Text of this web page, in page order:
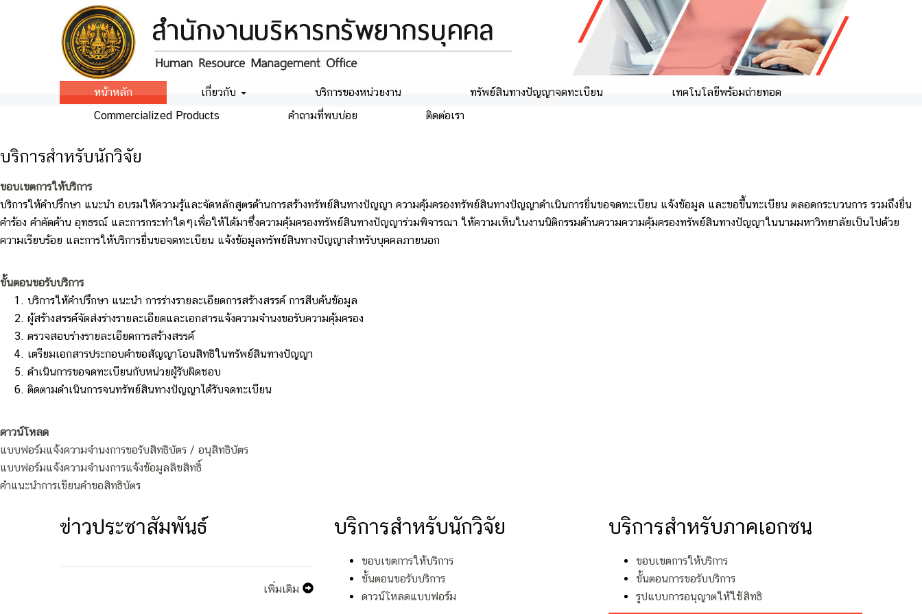
หน้าหลัก เกี่ยวกับ บริการของหน่วยงาน ทรัพย์สินทางปัญญาจดทะเบียน
เทคโนโลยีพร้อมถ่ายทอด
Commercialized Products
คำถามที่พบบ่อย ติดต่อเรา
บริการสำหรับนักวิจัย
ขอบเขตการให้บริการ
บริการให้คำปรึกษา แนะนำ อบรมให้ความรู้และจัดหลักสูตรด้านการสร้างทรัพย์สินทางปัญญา ความคุ้มครองทรัพย์สินทางปัญญาดำเนินการยื่นขอจดทะเบียน แจ้งข้อมูล และขอขึ้นทะเบียน ตลอดกระบวนการ รวมถึงยื่น
คำร้อง คำคัดค้าน อุทธรณ์ และการกระทำใดๆเพื่อให้ได้มาซึ่งความคุ้มครองทรัพย์สินทางปัญญาร่วมพิจารณา ให้ความเห็นในงานนิติกรรมด้านความความคุ้มครองทรัพย์สินทางปัญญาในนามมหาวิทยาลัยเป็นไปด้วย
ความเรียบร้อย และการให้บริการยื่นขอจดทะเบียน แจ้งข้อมูลทรัพย์สินทางปัญญาสำหรับบุคคลภายนอก
ขั้นตอนขอรับบริการ
บริการให้คำปรึกษา แนะนำ การร่างรายละเอียดการสร้างสรรค์ การสืบค้นข้อมูล
ผู้สร้างสรรค์จัดส่งร่างรายละเอียดและเอกสารแจ้งความจำนงขอรับความคุ้มครอง
ตรวจสอบร่างรายละเอียดการสร้างสรรค์
เตรียมเอกสารประกอบคำขอสัญญาโอนสิทธิในทรัพย์สินทางปัญญา
ดำเนินการขอจดทะเบียนกับหน่วยผู้รับผิดชอบ
ติดตามดำเนินการจนทรัพย์สินทางปัญญาได้รับจดทะเบียน
ดาวน์โหลด
แบบฟอร์มแจ้งความจำนงการขอรับสิทธิบัตร / อนุสิทธิบัตร
แบบฟอร์มแจ้งความจำนงการแจ้งข้อมูลลิขสิทธิ์
คำแนะนำการเขียนคำขอสิทธิบัตร
ข่าวประชาสัมพันธ์
เพิ่มเติม
บริการสำหรับนักวิจัย
ขอบเขตการให้บริการ
ขั้นตอนขอรับบริการ
ดาวน์โหลดแบบฟอร์ม
บริการสำหรับภาคเอกชน
ขอบเขตการให้บริการ
ขั้นตอนการขอรับบริการ
รูปแบบการอนุญาตให้ใช้สิทธิ